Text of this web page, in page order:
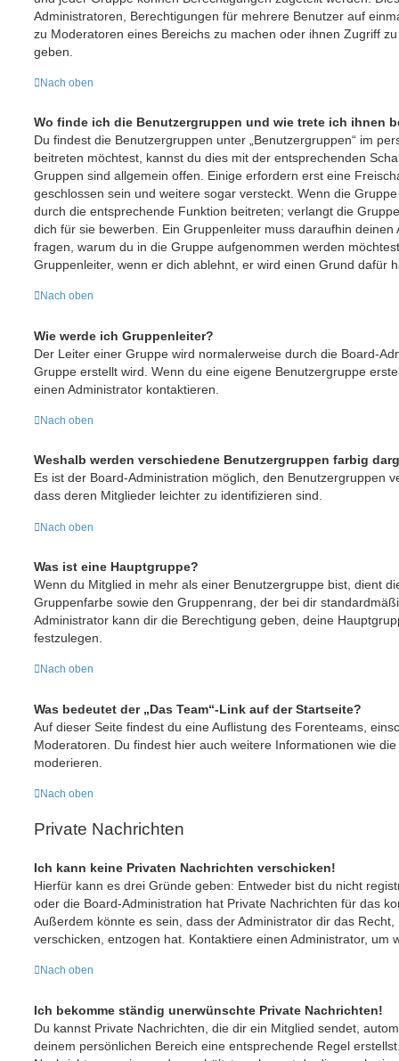
Administratoren, Berechtigungen für mehrere Benutzer auf
zu Moderatoren eines Bereichs zu machen oder ihnen Zugriff
geben.
Nach oben
Wo finde ich die Benutzergruppen und wie trete ich ihnen
Du findest die Benutzergruppen unter „Benutzergruppen“ im
beitreten möchtest, kannst du dies mit der entsprechenden
Gruppen sind allgemein offen. Einige erfordern erst eine
geschlossen sein und weitere sogar versteckt. Wenn die
durch die entsprechende Funktion beitreten; verlangt die
dich für sie bewerben. Ein Gruppenleiter muss daraufhin
fragen, warum du in die Gruppe aufgenommen werden
Gruppenleiter, wenn er dich ablehnt, er wird einen Grund dafür
Nach oben
Wie werde ich Gruppenleiter?
Der Leiter einer Gruppe wird normalerweise durch die Board-
Gruppe erstellt wird. Wenn du eine eigene Benutzergruppe
einen Administrator kontaktieren.
Nach oben
Weshalb werden verschiedene Benutzergruppen farbig
Es ist der Board-Administration möglich, den Benutzergruppen
dass deren Mitglieder leichter zu identifizieren sind.
Nach oben
Was ist eine Hauptgruppe?
Wenn du Mitglied in mehr als einer Benutzergruppe bist, dient
Gruppenfarbe sowie den Gruppenrang, der bei dir
Administrator kann dir die Berechtigung geben, deine
festzulegen.
Nach oben
Was bedeutet der „Das Team“-Link auf der Startseite?
Auf dieser Seite findest du eine Auflistung des Forenteams,
Moderatoren. Du findest hier auch weitere Informationen wie
moderieren.
Nach oben
Private Nachrichten
Ich kann keine Privaten Nachrichten verschicken!
Hierfür kann es drei Gründe geben: Entweder bist du nicht
oder die Board-Administration hat Private Nachrichten für das
Außerdem könnte es sein, dass der Administrator dir das
verschicken, entzogen hat. Kontaktiere einen Administrator, um
Nach oben
Ich bekomme ständig unerwünschte Private Nachrichten!
Du kannst Private Nachrichten, die dir ein Mitglied sendet,
deinem persönlichen Bereich eine entsprechende Regel